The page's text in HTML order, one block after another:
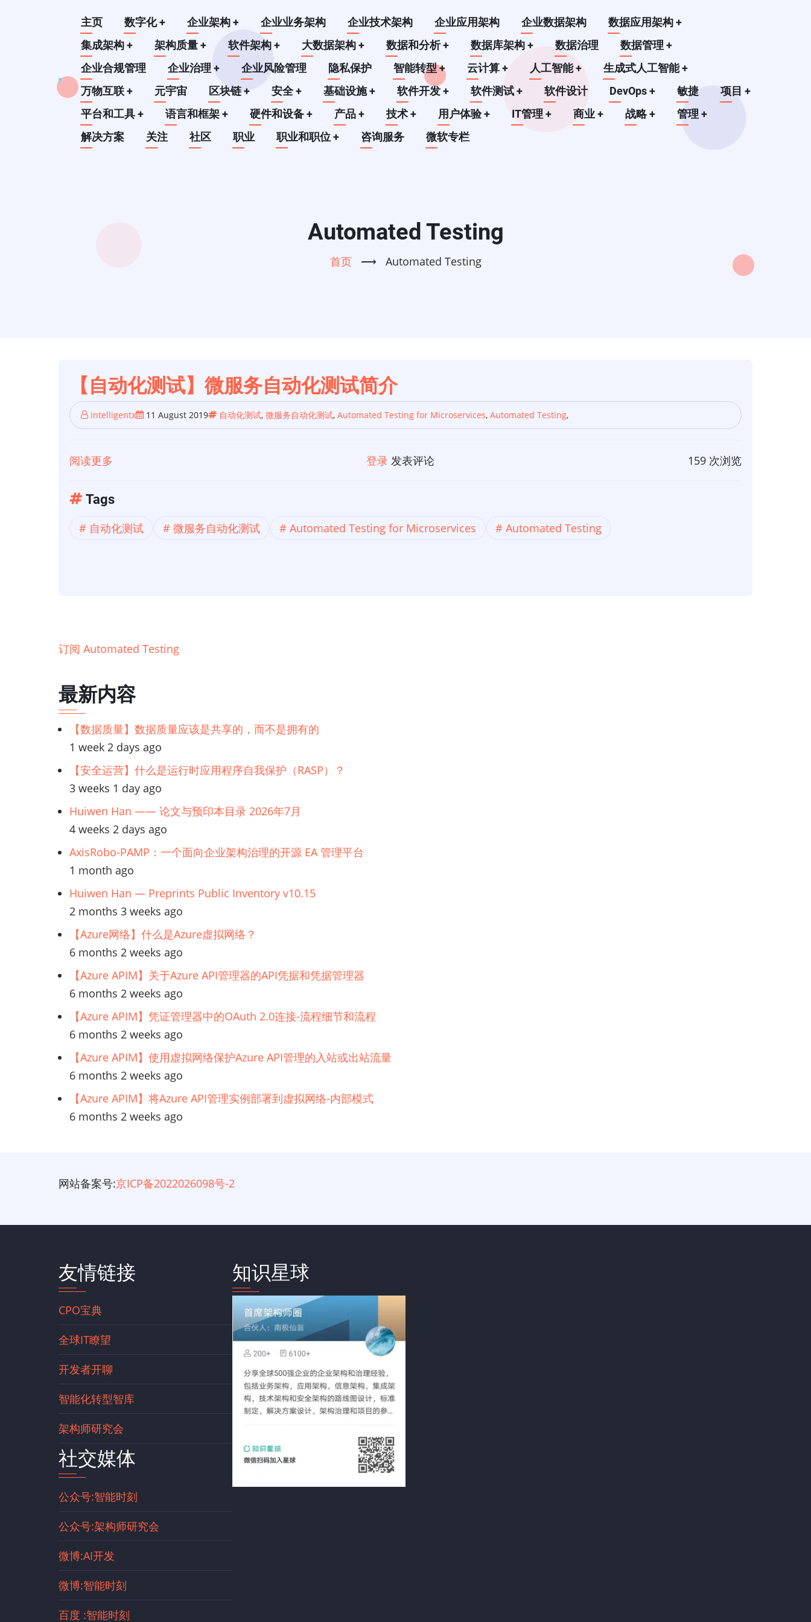
Main
navigation
主页 数字化+ 企业架构+ 企业业务架构 企业技术架构 企业应用架构 企业数据架构 数据应用架构+
集成架构+ 架构质量+ 软件架构+ 大数据架构+ 数据和分析+ 数据库架构+ 数据治理 数据管理+
企业合规管理
企业治理+ 企业风险管理 隐私保护 智能转型+ 云计算+ 人工智能+ 生成式人工智能+
万物互联+ 元宇宙 区块链+ 安全+ 基础设施+ 软件开发+ 软件测试+ 软件设计 DevOps+ 敏捷 项目+
平台和工具+ 语言和框架+ 硬件和设备+ 产品+ 技术+ 用户体验+ IT管理+ 商业+ 战略+ 管理+
解决方案
关注 社区 职业 职业和职位+ 咨询服务 微软专栏
Automated Testing
首页 ⟶ Automated Testing
【自动化测试】微服务自动化测试简介
intelligentx 11 August 2019 自动化测试, 微服务自动化测试, Automated Testing for Microservices, Automated Testing,
阅读更多
【自
化
测
简
介
登录 发表评论 159 次浏览
Tags
自动化测试 微服务自动化测试 Automated Testing for Microservices Automated Testing
订阅 Automated Testing
最新内容
【数据质量】数据质量应该是共享的，而不是拥有的
1 week 2 days ago
【安全运营】什么是运行时应用程序自我保护（RASP）？
3 weeks 1 day ago
Huiwen Han —— 论文与预印本目录 2026年7月
4 weeks 2 days ago
AxisRobo-PAMP：一个面向企业架构治理的开源 EA 管理平台
1 month ago
Huiwen Han — Preprints Public Inventory v10.15
2 months 3 weeks ago
【Azure网络】什么是Azure虚拟网络？
6 months 2 weeks ago
【Azure APIM】关于Azure API管理器的API凭据和凭据管理器
6 months 2 weeks ago
【Azure APIM】凭证管理器中的OAuth 2.0连接-流程细节和流程
6 months 2 weeks ago
【Azure APIM】使用虚拟网络保护Azure API管理的入站或出站流量
6 months 2 weeks ago
【Azure APIM】将Azure API管理实例部署到虚拟网络-内部模式
6 months 2 weeks ago
网站备案号:京ICP备2022026098号-2
友情链接
CPO宝典
全球IT瞭望
开发者开聊
智能化转型智库
架构师研究会
社交媒体
公众号:智能时刻
公众号:架构师研究会
微博:AI开发
微博:智能时刻
百度 :智能时刻
知识星球